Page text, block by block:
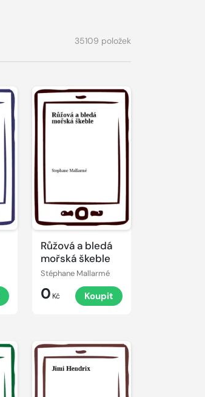
35109 položek
Růžová a bledá
mořská škeble
Stéphane Mallarmé
0 Kč Koupit